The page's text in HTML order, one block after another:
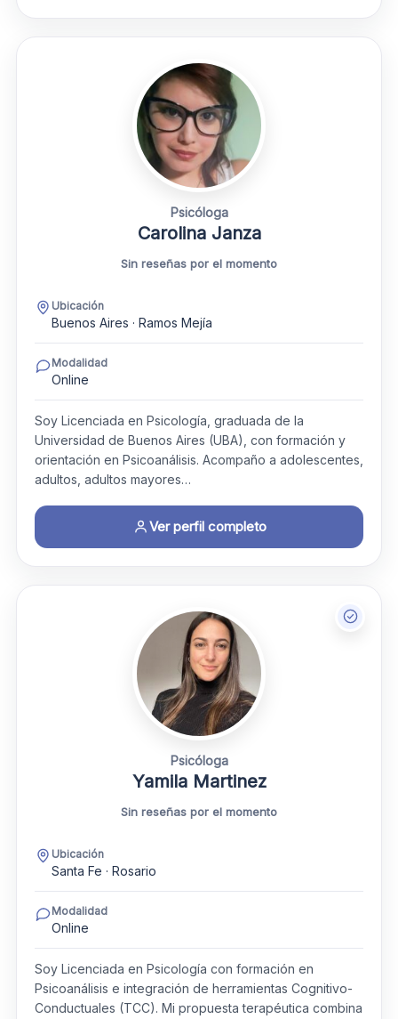
Psicóloga
Carolina Janza
Sin reseñas por el momento
Ubicación
Buenos Aires · Ramos Mejía
Modalidad
Online
Soy Licenciada en Psicología, graduada de la
Universidad de Buenos Aires (UBA), con formación y
orientación en Psicoanálisis. Acompaño a adolescentes,
adultos, adultos mayores…
Ver perfil completo
Psicóloga
Yamila Martinez
Sin reseñas por el momento
Ubicación
Santa Fe · Rosario
Modalidad
Online
Soy Licenciada en Psicología con formación en
Psicoanálisis e integración de herramientas Cognitivo-
Conductuales (TCC). Mi propuesta terapéutica combina